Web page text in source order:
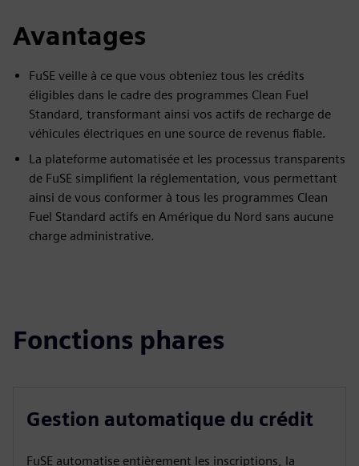
Avantages
FuSE veille à ce que vous obteniez tous les crédits
éligibles dans le cadre des programmes Clean Fuel
Standard, transformant ainsi vos actifs de recharge de
véhicules électriques en une source de revenus fiable.
La plateforme automatisée et les processus transparents
de FuSE simplifient la réglementation, vous permettant
ainsi de vous conformer à tous les programmes Clean
Fuel Standard actifs en Amérique du Nord sans aucune
charge administrative.
Fonctions phares
Gestion automatique du crédit
FuSE automatise entièrement les inscriptions, la